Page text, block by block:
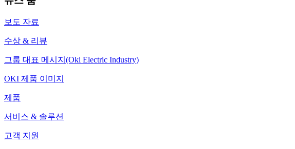
보도 자료
수상 & 리뷰
그룹 대표 메시지(Oki Electric Industry)
OKI 제품 이미지
제품
서비스 & 솔루션
고객 지원